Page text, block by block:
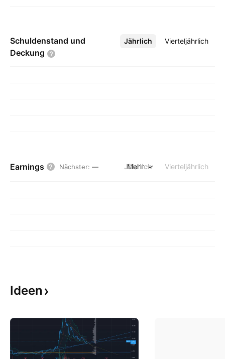
Schuldenstand und
Deckung
Jährlich Vierteljährlich
Mehr
Earnings Nächster: — Jährlich Vierteljährlich
Mehr
Ideen